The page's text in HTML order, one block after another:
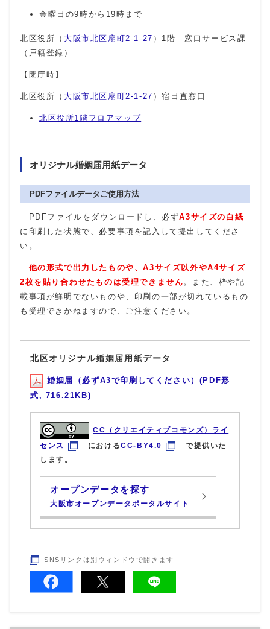
金曜日の9時から19時まで
北区役所（ 大阪市北区扇町2-1-27 ）1階 窓口サービス課
（戸籍登録）
【閉庁時】
北区役所（ 大阪市北区扇町2-1-27 ）宿日直窓口
北区役所1階フロアマップ
オリジナル婚姻届用紙データ
PDFファイルデータご使用方法
PDFファイルをダウンロードし、必ずA3サイズの白紙
に印刷した状態で、必要事項を記入して提出してくださ
い。
他の形式で出力したものや、A3サイズ以外やA4サイズ
2枚を貼り合わせたものは受理できません 。また、枠や記
載事項が鮮明でないものや、印刷の一部が切れているもの
も受理できかねますので、ご注意ください。
北区オリジナル婚姻届用紙データ
婚姻届（必ずA3で印刷してください）(PDF形
式, 716.21KB)
CC（クリエイティブコモンズ）ライ
センス
におけるCC-BY4.0
で提供いた
します。
オープンデータを探す
大阪市オープンデータポータルサイト
SNSリンクは別ウィンドウで開きます